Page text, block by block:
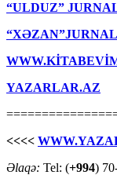
“ULDUZ”
YAZARLAR.AZ
<<<<
Əlaqə: Tel: (+994)